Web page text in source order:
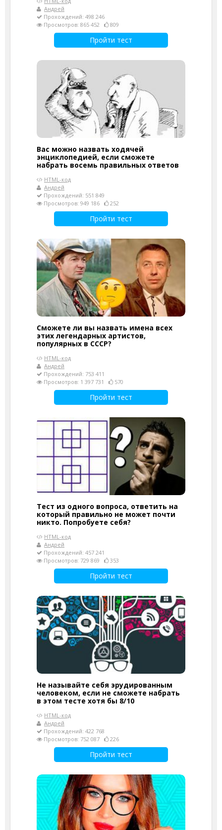
Андрей
Прохождений: 498 246
Просмотров: 865 452
809
Пройти тест
Вас можно назвать ходячей
энциклопедией, если сможете
набрать восемь правильных ответов
HTML-код
Андрей
Прохождений: 551 849
Просмотров: 949 186
252
Пройти тест
Сможете ли вы назвать имена всех
этих легендарных артистов,
популярных в СССР?
HTML-код
Андрей
Прохождений: 753 411
Просмотров: 1 397 731
570
Пройти тест
Тест из одного вопроса, ответить на
который правильно не может почти
никто. Попробуете себя?
HTML-код
Андрей
Прохождений: 457 241
Просмотров: 729 869
353
Пройти тест
Не называйте себя эрудированным
человеком, если не сможете набрать
в этом тесте хотя бы 8/10
HTML-код
Андрей
Прохождений: 422 768
Просмотров: 752 087
226
Пройти тест